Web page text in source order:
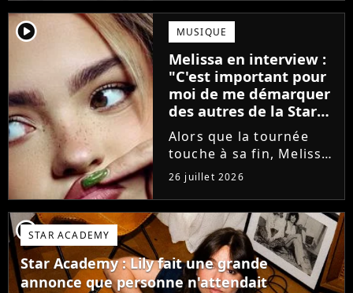
trois élèves ont
annoncé ne pas vouloir
monter sur scène pour
des raisons politiques.
Leur...
player2 MUSIQUE
Melissa en interview :
"C'est important pour
moi de me démarquer
des autres de la Star
Academy"
Alors que la tournée
touche à sa fin, Melissa
se confie en interview
sur Volum sur la
création de son EP tout
va bien (j'crois), son
envie de gommer
l'étiquette Star
Academy, le jeu...
26 juillet 2026
player2STAR ACADEMY
Star Academy : Lily fait une grande
annonce que personne n'attendait